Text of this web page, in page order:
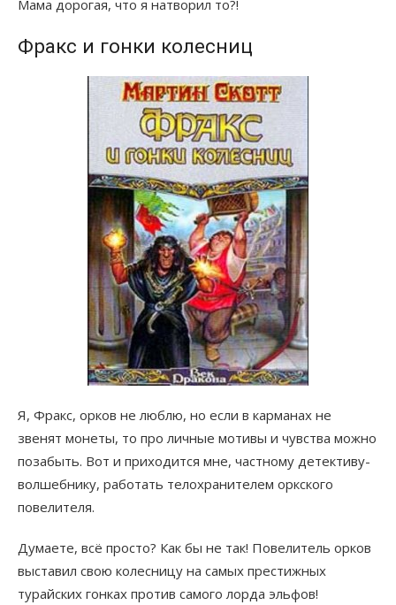
Мама дорогая, что я натворил то?!
Фракс и гонки колесниц
Я, Фракс, орков не люблю, но если в карманах не
звенят монеты, то про личные мотивы и чувства можно
позабыть. Вот и приходится мне, частному детективу-
волшебнику, работать телохранителем оркского
повелителя.
Думаете, всё просто? Как бы не так! Повелитель орков
выставил свою колесницу на самых престижных
турайских гонках против самого лорда эльфов!